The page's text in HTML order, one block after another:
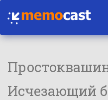
Исчезающий